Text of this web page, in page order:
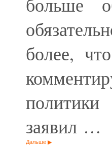
более,
заявил …
Дальше